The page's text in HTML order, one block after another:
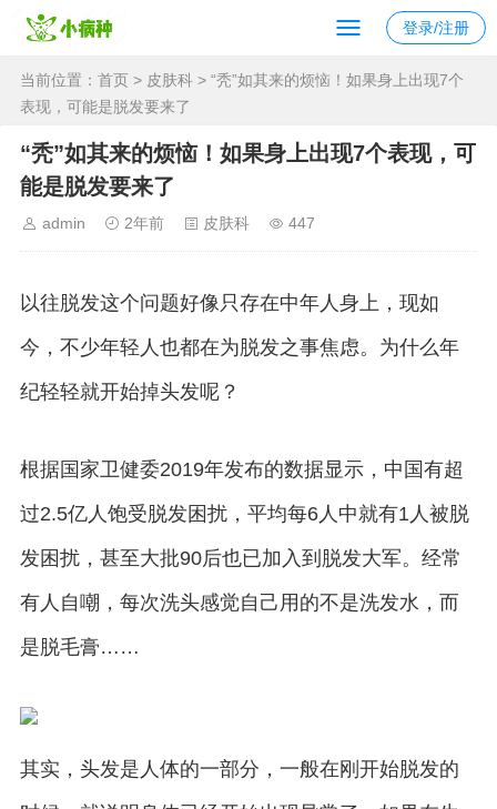
登录/注册
当前位置： 首页 > 皮肤科 > “秃”如其来的烦恼！如果身上出现7个
表现，可能是脱发要来了
“秃”如其来的烦恼！如果身上出现7个表现，可
能是脱发要来了
admin 2年前 皮肤科 447
以往脱发这个问题好像只存在中年人身上，现如
今，不少年轻人也都在为脱发之事焦虑。为什么年
纪轻轻就开始掉头发呢？
根据国家卫健委2019年发布的数据显示，中国有超
过2.5亿人饱受脱发困扰，平均每6人中就有1人被脱
发困扰，甚至大批90后也已加入到脱发大军。经常
有人自嘲，每次洗头感觉自己用的不是洗发水，而
是脱毛膏……
其实，头发是人体的一部分，一般在刚开始脱发的